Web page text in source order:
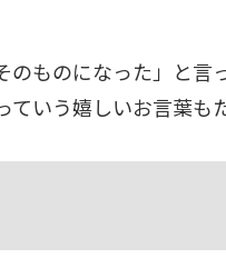
のものになった」と言
いう嬉しいお言葉も